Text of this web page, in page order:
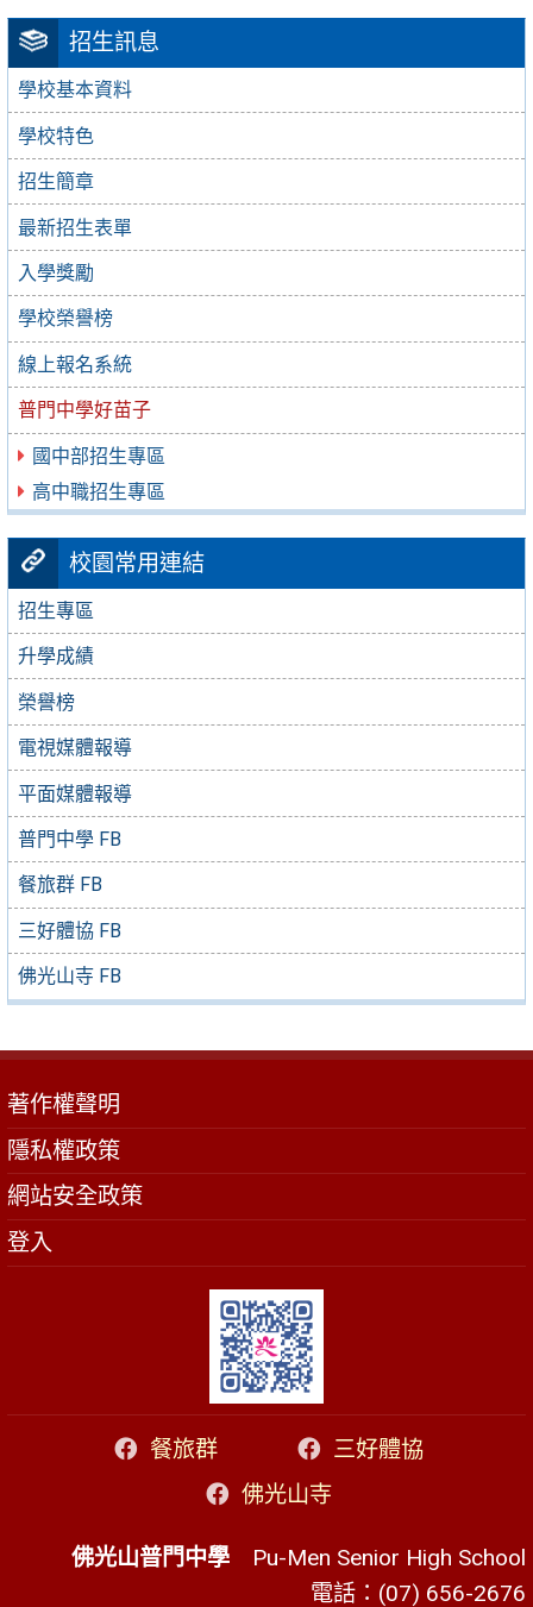
招生訊息
學校基本資料
學校特色
招生簡章
最新招生表單
入學獎勵
學校榮譽榜
線上報名系統
普門中學好苗子
國中部招生專區
高中職招生專區
校園常用連結
招生專區
升學成績
榮譽榜
電視媒體報導
平面媒體報導
普門中學 FB
餐旅群 FB
三好體協 FB
佛光山寺 FB
著作權聲明
隱私權政策
網站安全政策
登入
餐旅群
三好體協
佛光山寺
佛光山普門中學 Pu-Men Senior High School
電話：(07) 656-2676